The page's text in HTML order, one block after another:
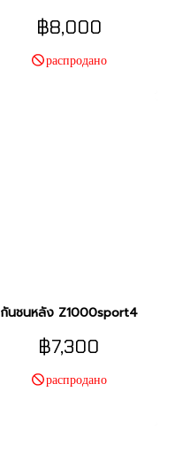
฿8,000
распродано
กันชนหลัง Z1000sport4
฿7,300
распродано